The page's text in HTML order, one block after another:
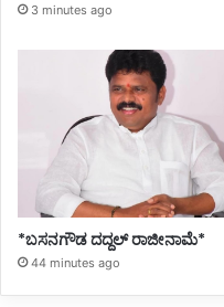
3 minutes ago
*ಬಸನಗೌಡ ದದ್ದಲ್‌ ರಾಜೀನಾಮೆ*
44 minutes ago